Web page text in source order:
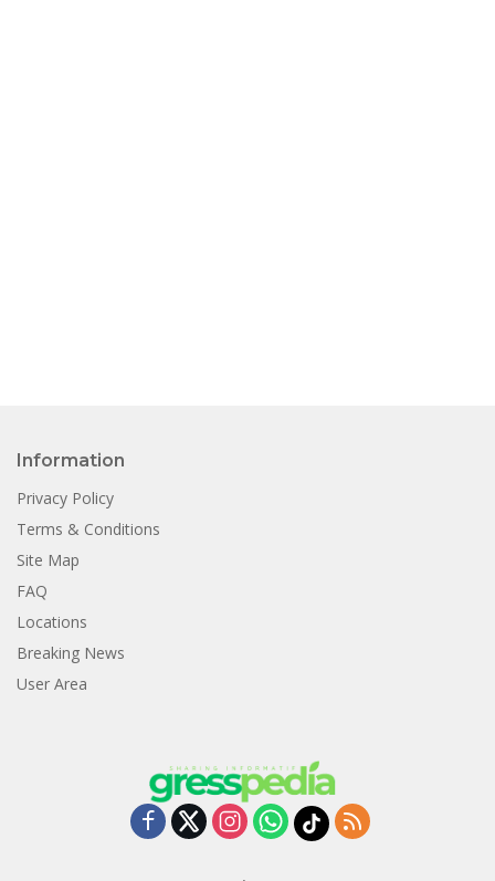
Information
Privacy Policy
Terms & Conditions
Site Map
FAQ
Locations
Breaking News
User Area